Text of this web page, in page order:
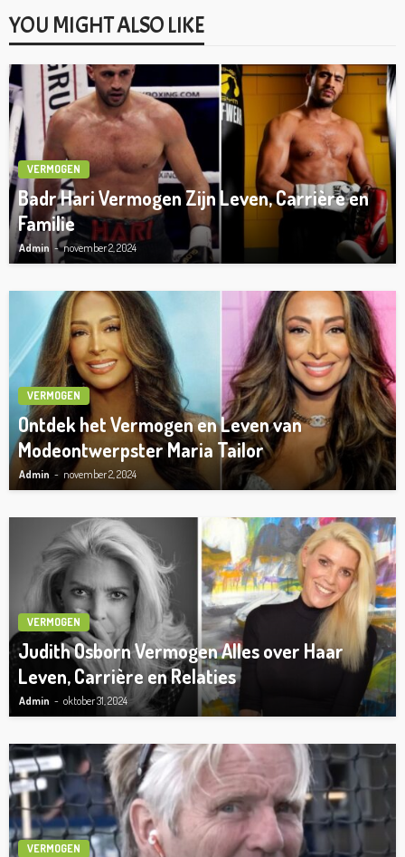
YOU MIGHT ALSO LIKE
VERMOGEN
Badr Hari Vermogen Zijn Leven, Carrière en
Familie
Admin november 2, 2024
VERMOGEN
Ontdek het Vermogen en Leven van
Modeontwerpster Maria Tailor
Admin november 2, 2024
VERMOGEN
Judith Osborn Vermogen Alles over Haar
Leven, Carrière en Relaties
Admin oktober 31, 2024
VERMOGEN